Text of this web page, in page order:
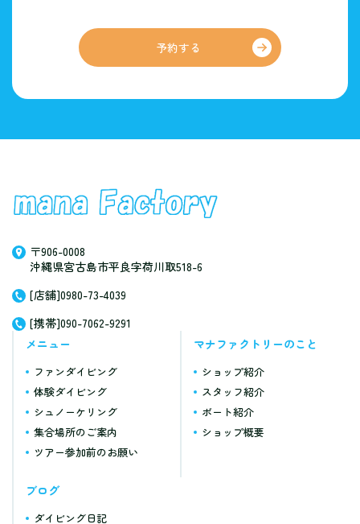
予約する
〒906-0008
沖縄県宮古島市平良字荷川取518-6
[店舗]0980-73-4039
[携帯]090-7062-9291
メニュー
ファンダイビング
体験ダイビング
シュノーケリング
集合場所のご案内
ツアー参加前のお願い
マナファクトリーのこと
ショップ紹介
スタッフ紹介
ボート紹介
ショップ概要
ブログ
ダイビング日記